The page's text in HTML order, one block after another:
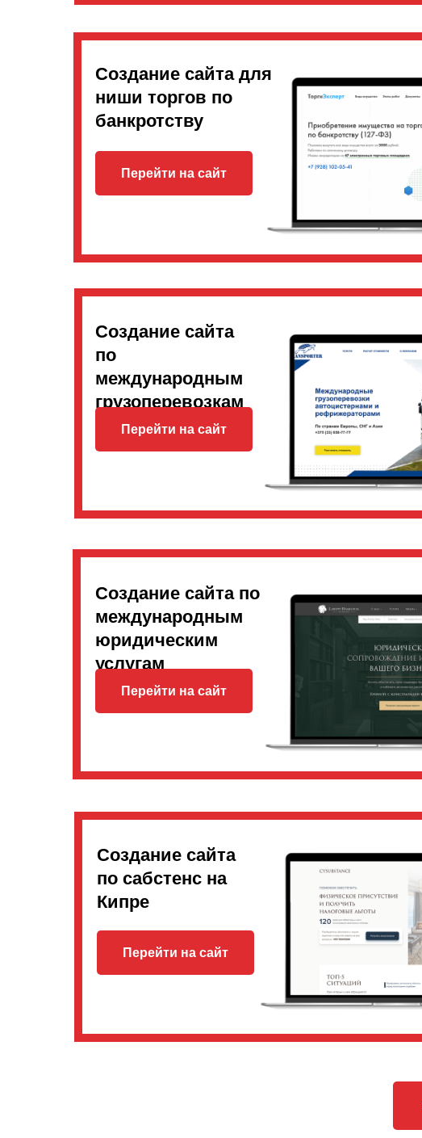
Создание сайта для
ниши торгов по
банкротству
Перейти на сайт
Создание сайта
по
международным
грузоперевозкам
Перейти на сайт
Создание сайта по
международным
юридическим
услугам
Перейти на сайт
Создание сайта
по сабстенс на
Кипре
Перейти на сайт